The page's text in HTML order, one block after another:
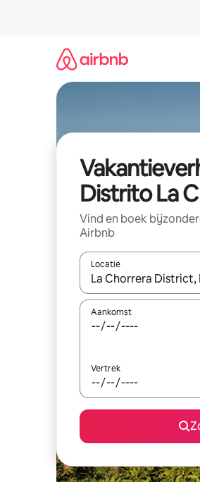
Distrito La
Vind en boek
Airbnb
Locatie
Wanneer er
Aankomst
Vertrek